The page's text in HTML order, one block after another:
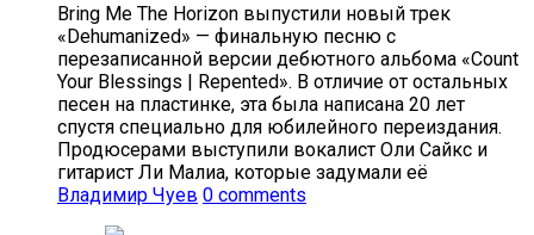
Bring Me The Horizon выпустили новый трек
«Dehumanized» — финальную песню с
перезаписанной версии дебютного альбома «Count
Your Blessings | Repented». В отличие от остальных
песен на пластинке, эта была написана 20 лет
спустя специально для юбилейного переиздания.
Продюсерами выступили вокалист Оли Сайкс и
гитарист Ли Малиа, которые задумали её
Владимир Чуев 0 comments